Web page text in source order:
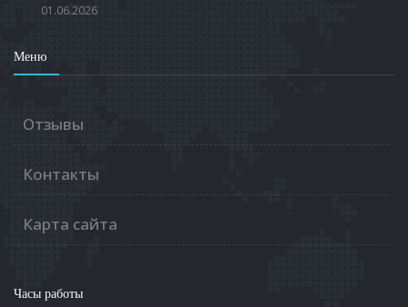
01.06.2026
Меню
Отзывы
Контакты
Карта сайта
Часы работы